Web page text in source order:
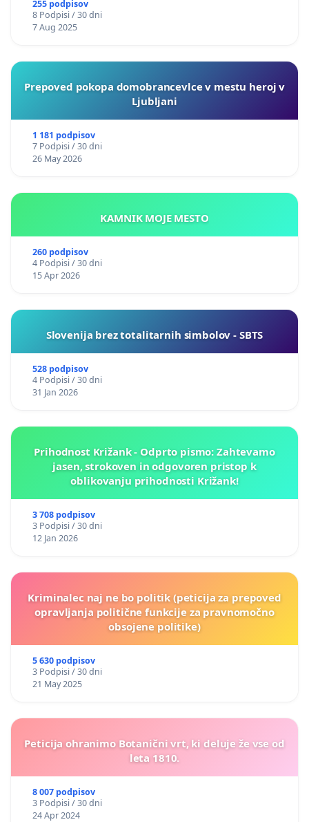
255 podpisov
8 Podpisi / 30 dni
7 Aug 2025
Prepoved pokopa domobrancevlce v mestu heroj v
Ljubljani
1 181 podpisov
7 Podpisi / 30 dni
26 May 2026
KAMNIK MOJE MESTO
260 podpisov
4 Podpisi / 30 dni
15 Apr 2026
Slovenija brez totalitarnih simbolov - SBTS
528 podpisov
4 Podpisi / 30 dni
31 Jan 2026
Prihodnost Križank - Odprto pismo: Zahtevamo
jasen, strokoven in odgovoren pristop k
oblikovanju prihodnosti Križank!
3 708 podpisov
3 Podpisi / 30 dni
12 Jan 2026
Kriminalec naj ne bo politik (peticija za prepoved
opravljanja politične funkcije za pravnomočno
obsojene politike)
5 630 podpisov
3 Podpisi / 30 dni
21 May 2025
Peticija ohranimo Botanični vrt, ki deluje že vse od
leta 1810.
8 007 podpisov
3 Podpisi / 30 dni
24 Apr 2024